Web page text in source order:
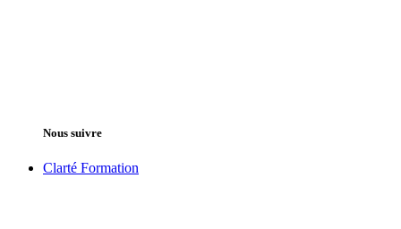
Nous suivre
Clarté Formation